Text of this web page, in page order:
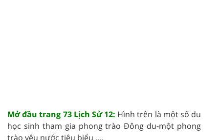
Mở đầu trang 73 Lịch Sử 12: Hình trên là một số du
học sinh tham gia phong trào Đông du-một phong
trào yêu nước tiêu biểu ....